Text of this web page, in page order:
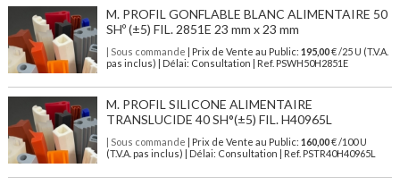
M. PROFIL GONFLABLE BLANC ALIMENTAIRE 50
SHº (±5) FIL. 2851E 23 mm x 23 mm
| Sous commande | Prix de Vente au Public: 195,00€ /25 U (T.V.A.
pas inclus) | Délai: Consultation | Ref. PSWH50H2851E
M. PROFIL SILICONE ALIMENTAIRE
TRANSLUCIDE 40 SH°(±5) FIL. H40965L
| Sous commande | Prix de Vente au Public: 160,00€ /100 U
(T.V.A. pas inclus) | Délai: Consultation | Ref. PSTR40H40965L